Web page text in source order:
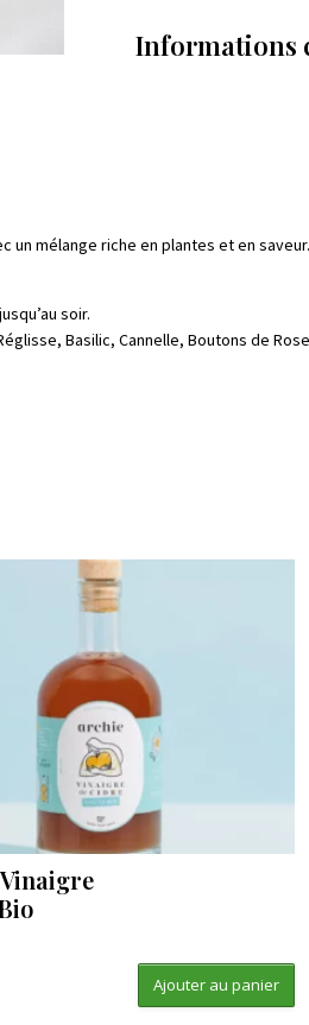
Vrac
Informations
un mélange riche en plantes et en
soir.
Basilic, Cannelle, Boutons de
Ajouter au panier